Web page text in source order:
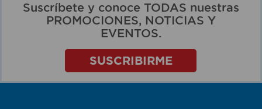
Suscríbete y conoce TODAS nuestras
PROMOCIONES, NOTICIAS Y
EVENTOS.
SUSCRIBIRME